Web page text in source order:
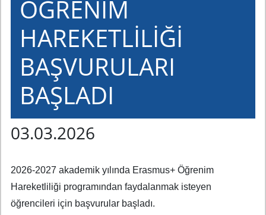
ÖĞRENİM
HAREKETLİLİĞİ
BAŞVURULARI
BAŞLADI
03.03.2026
2026-2027 akademik yılında Erasmus+ Öğrenim
Hareketliliği programından faydalanmak isteyen
öğrencileri için başvurular başladı.